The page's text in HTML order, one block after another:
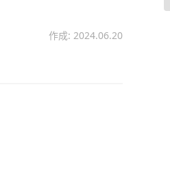
作成: 2024.06.20